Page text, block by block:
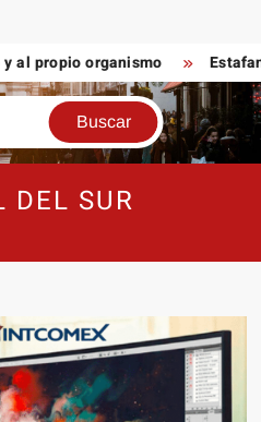
propio organismo
DEL SUR